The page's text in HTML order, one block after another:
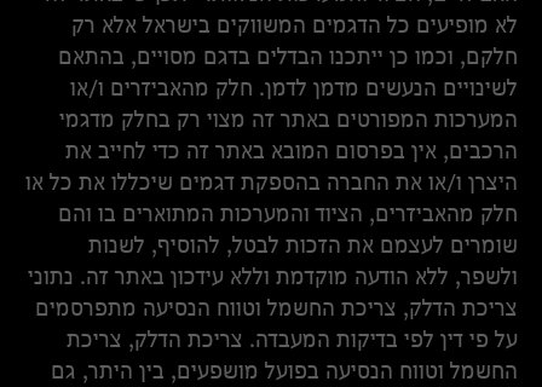
לא מופיעים כל הדגמים המשווקים בישראל אלא רק
חלקם, וכמו כן ייתכנו הבדלים בדגם מסויים, בהתאם
לשינויים הנעשים מדמן לדמן. חלק מהאביזרים ו/או
המערכות המפורטים באתר זה מצוי רק בחלק מדגמי
הרכבים, אין בפרסום המובא באתר זה כדי לחייב את
היצרן ו/או את החברה בהספקת דגמים שיכללו את כל או
חלק מהאביזרים, הציוד והמערכות המתוארים בו והם
שומרים לעצמם את הזכות לבטל, להוסיף, לשנות
ולשפר, ללא הודעה מוקדמת וללא עידכון באתר זה. נתוני
צריכת הדלק, צריכת החשמל וטווח הנסיעה מתפרסמים
על פי דין לפי בדיקות המעבדה. צריכת הדלק, צריכת
החשמל וטווח הנסיעה בפועל מושפעים, בין היתר, גם